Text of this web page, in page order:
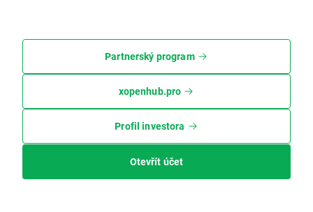
Partnerský program
xopenhub.pro
Profil investora
Otevřít účet